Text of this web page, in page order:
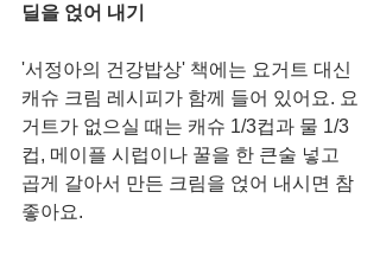
딜을 얹어 내기
'서정아의 건강밥상' 책에는 요거트 대신
캐슈 크림 레시피가 함께 들어 있어요. 요
거트가 없으실 때는 캐슈 1/3컵과 물 1/3
컵, 메이플 시럽이나 꿀을 한 큰술 넣고
곱게 갈아서 만든 크림을 얹어 내시면 참
좋아요.